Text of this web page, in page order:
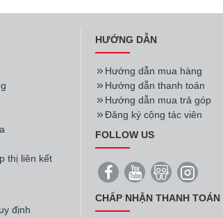
thị liên kết
định
HƯỚNG DẪN
Hướng dẫn mua hàng
Hướng dẫn thanh toán
Hướng dẫn mua trả góp
Đăng ký cộng tác viên
FOLLOW US
CHẤP NHẬN THANH TOÁN